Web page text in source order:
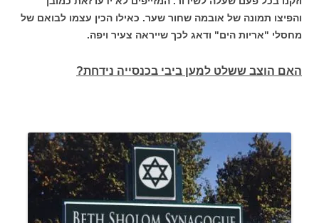
והפיצו תמונה של אובמה שחור שער. כאילו הכין עצמו לבואם של
מחסלי "אריות הים" ודאג לכך שייראה צעיר ויפה.
האם הוצב ששלט למען ביבי בכנסייה נידחת?